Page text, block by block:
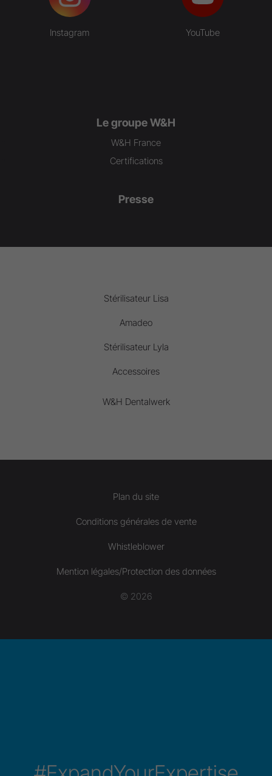
Instagram YouTube
Le groupe W&H
W&H France
Certifications
Presse
Stérilisateur Lisa
Amadeo
Stérilisateur Lyla
Accessoires
W&H Dentalwerk
Plan du site
Conditions générales de vente
Whistleblower
Mention légales/Protection des données
© 2026